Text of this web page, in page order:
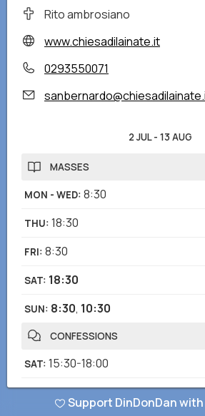
Rito ambrosiano
www.chiesadilainate.it
0293550071
2 JUL- 13 AUG
MASSES
MON - WED: 8:30
THU: 18:30
FRI: 8:30
SAT: 18:30
SUN: 8:30, 10:30
CONFESSIONS
SAT: 15:30-18:00
Notes:ogni giorno a richiesta
Support DinDonDan